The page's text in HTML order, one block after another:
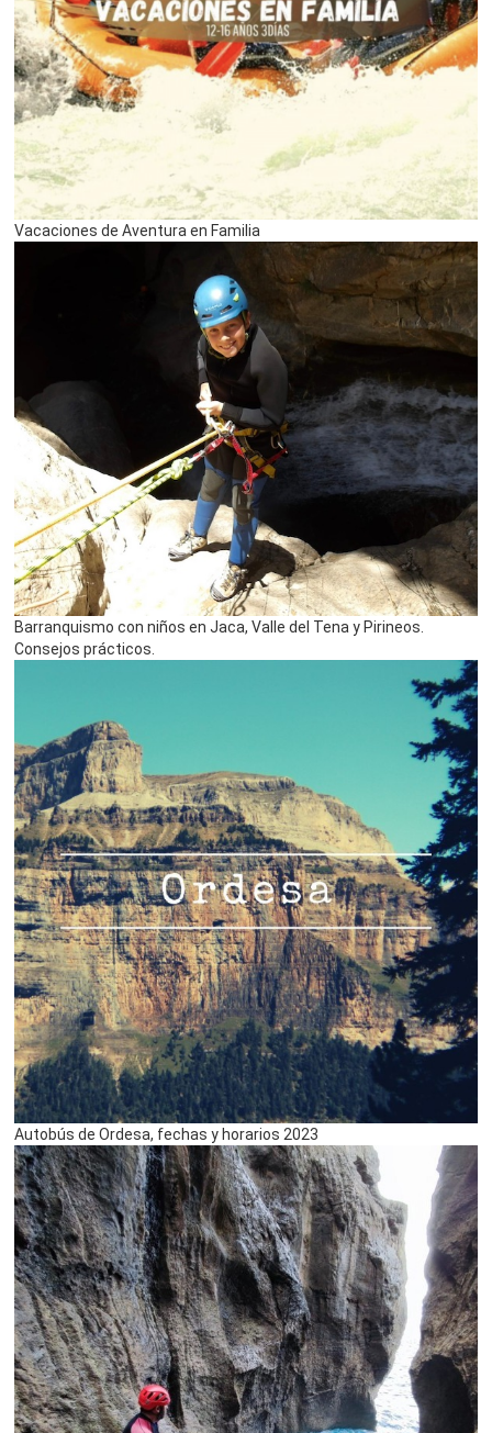
Vacaciones de Aventura en Familia
Barranquismo con niños en Jaca, Valle del Tena y Pirineos.
Consejos prácticos.
Autobús de Ordesa, fechas y horarios 2023